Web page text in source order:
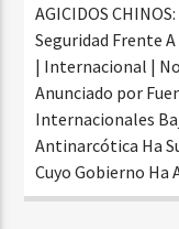
AGICIDOS
Seguridad Frente
| Internacional |
Anunciado por
Internacionales
Antinarcótica Ha
Cuyo Gobierno